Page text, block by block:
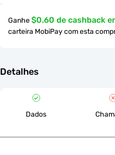
Ganhe$0.60 de cashback
carteira MobiPay com esta
Detalhes
Dados